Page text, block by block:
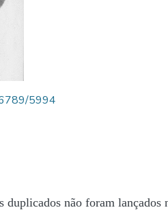
5994
não foram lançados